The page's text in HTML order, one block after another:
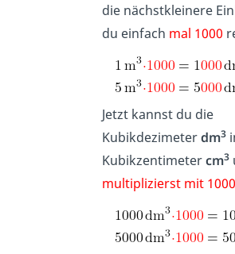
die nächstkleinere
du einfach mal 1000
Jetzt kannst du die
Kubikdezimeterdm3
Kubikzentimetercm3
multiplizierst mit 1000